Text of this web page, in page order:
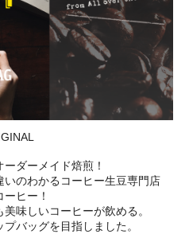
ダーメイド焙煎！
のわかるコーヒー生豆専門店
ヒー！
味しいコーヒーが飲める。
バッグを目指しました。